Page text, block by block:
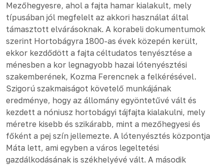
Mezőhegyesre, ahol a fajta hamar kialakult, mely
típusában jól megfelelt az akkori használat által
támasztott elvárásoknak. A korabeli dokumentumok
szerint Hortobágyra 1800-as évek közepén került,
ekkor kezdődött a fajta céltudatos tenyésztése a
ménesben a kor legnagyobb hazai lótenyésztési
szakemberének, Kozma Ferencnek a felkérésével.
Szigorú szakmaiságot követelő munkájának
eredménye, hogy az állomány egyöntetűvé vált és
kezdett a nóniusz hortobágyi tájfajta kialakulni, mely
méretre kisebb és szikárabb, mint a mezőhegyesi és
főként a pej szín jellemezte. A lótenyésztés központja
Máta lett, ami egyben a város legeltetési
gazdálkodásának is székhelyévé vált. A második